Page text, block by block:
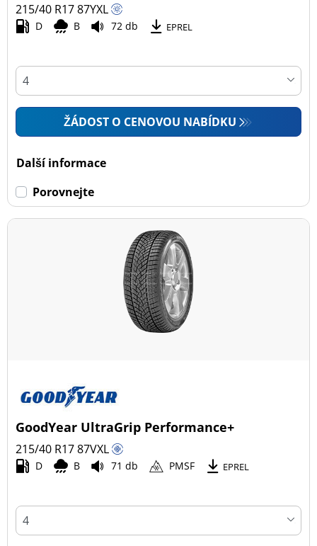
215/40 R1787YXL
D B 72 db EPREL
ŽÁDOST O CENOVOU NABÍDKU
Další informace
Porovnejte
GoodYear UltraGrip Performance+
215/40 R1787VXL
D B 71 db PMSF EPREL